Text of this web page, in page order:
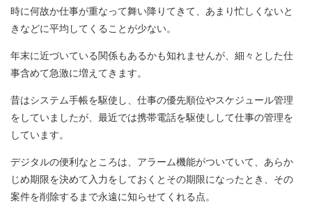
時に何故か仕事が重なって舞い降りてきて、あまり忙しくないと
きなどに平均してくることが少ない。
年末に近づいている関係もあるかも知れませんが、細々とした仕
事含めて急激に増えてきます。
昔はシステム手帳を駆使し、仕事の優先順位やスケジュール管理
をしていましたが、最近では携帯電話を駆使しして仕事の管理を
しています。
デジタルの便利なところは、アラーム機能がついていて、あらか
じめ期限を決めて入力をしておくとその期限になったとき、その
案件を削除するまで永遠に知らせてくれる点。